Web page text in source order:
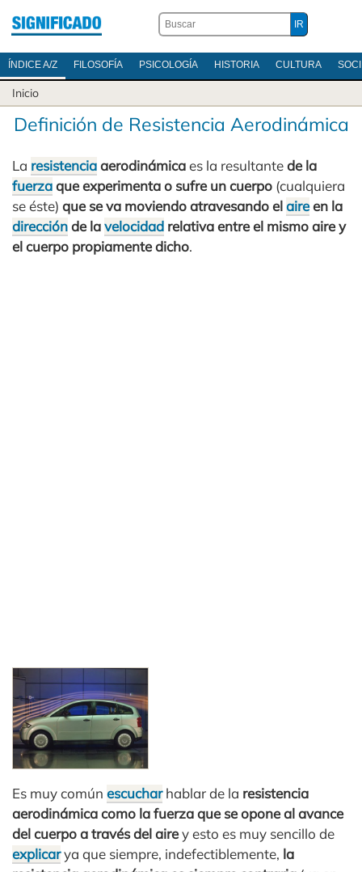
ÍNDICE A/Z FILOSOFÍA PSICOLOGÍA HISTORIA CULTURA
Inicio
Definición de Resistencia Aerodinámica
La resistenciaaerodinámicaes la resultantede la
fuerzaque experimenta o sufre un cuerpo (cualquiera
se éste) que se va moviendo atravesando elaireen la
direcciónde lavelocidad relativa entre el mismo aire y
el cuerpo propiamente dicho.
Es muy común escucharhablar de la resistencia
aerodinámica como la fuerza que se opone al avance
del cuerpo a través del airey esto es muy sencillo de
explicarya que siempre, indefectiblemente, la